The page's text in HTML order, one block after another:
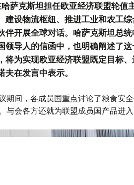
哈萨克斯坦担任欧亚经济联盟轮值
建设物流枢纽、推进工业和农工
伴开展全球对话。哈萨克斯坦总
领导人的信函中，也明确阐述了
将为实现欧亚经济联盟既定目标
夫在发言中表示。
期间，各成员国重点讨论了粮食安
与会各方还就为联盟成员国产品进